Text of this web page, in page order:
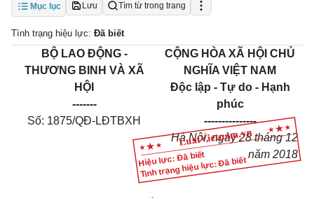
Mục lục Lưu Tìm từ trong trang
Tình trạng hiệu lực: Đã biết
Hiệu lực: Đã biết
Tình trạng hiệu lực: Đã biết
BỘ LAO ĐỘNG -
THƯƠNG BINH VÀ XÃ
HỘI
-------
Số: 1875/QĐ-LĐTBXH
CỘNG HÒA XÃ HỘI CHỦ
NGHĨA VIỆT NAM
Độc lập - Tự do - Hạnh
phúc
---------------
Hà Nội, ngày28tháng12
năm 2018